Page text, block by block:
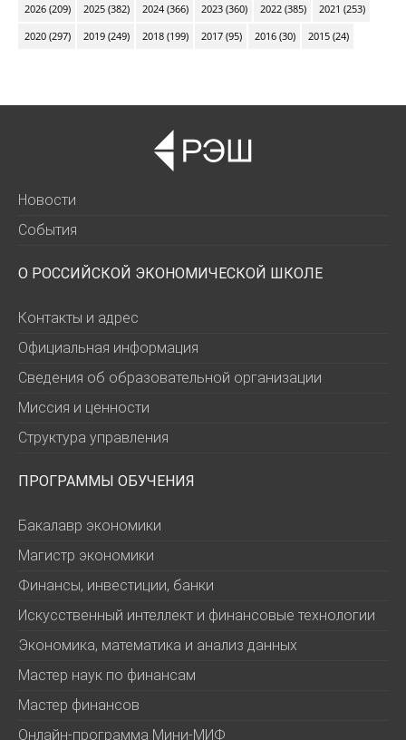
2026 (209) 2025 (382) 2024 (366) 2023 (360) 2022 (385)
2021 (253)
2020 (297)
2019 (249) 2018 (199) 2017 (95) 2016 (30) 2015 (24)
Новости
События
О РОССИЙСКОЙ ЭКОНОМИЧЕСКОЙ ШКОЛЕ
Контакты и адрес
Официальная информация
Сведения об образовательной организации
Миссия и ценности
Структура управления
ПРОГРАММЫ ОБУЧЕНИЯ
Бакалавр экономики
Магистр экономики
Финансы, инвестиции, банки
Искусственный интеллект и финансовые технологии
Экономика, математика и анализ данных
Мастер наук по финансам
Мастер финансов
Онлайн-программа Мини-МИФ